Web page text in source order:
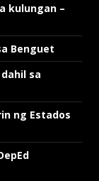
kulungan –
Benguet
sa
ng Estados